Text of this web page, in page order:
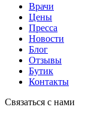
Врачи
Цены
Пресса
Новости
Блог
Отзывы
Бутик
Контакты
Связаться с нами